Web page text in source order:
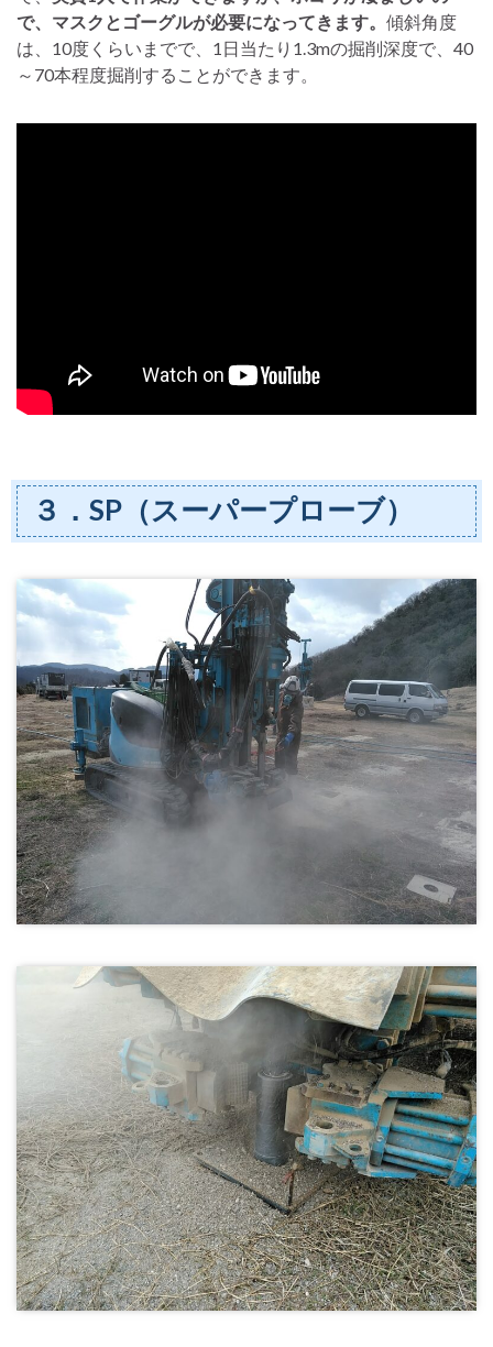
で、マスクとゴーグルが必要になってきます。 傾斜角度
は、10度くらいまでで、1日当たり1.3mの掘削深度で、40
～70本程度掘削することができます。
３．SP（スーパープローブ）